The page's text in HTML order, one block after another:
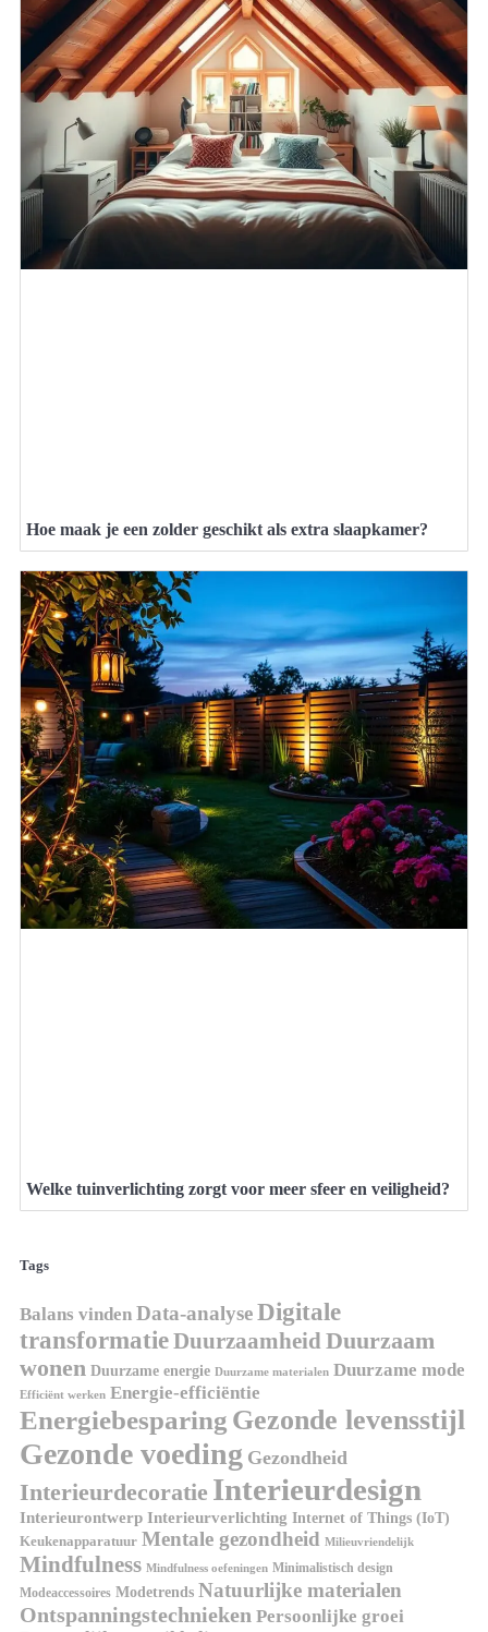
Hoe maak je een zolder geschikt als extra slaapkamer?
Welke tuinverlichting zorgt voor meer sfeer en veiligheid?
Tags
Balans vinden Data-analyseDigitale
transformatieDuurzaamheidDuurzaam
wonen Duurzame energie Duurzame materialen Duurzame mode
Efficiënt werken Energie-efficiëntie
Energiebesparing Gezonde levensstijl
Gezonde voeding Gezondheid
Interieurdecoratie Interieurdesign
Interieurontwerp Interieurverlichting Internet of Things (IoT)
Keukenapparatuur Mentale gezondheid Milieuvriendelijk
Mindfulness Mindfulness oefeningen Minimalistisch design
Modeaccessoires Modetrends Natuurlijke materialen
Ontspanningstechnieken Persoonlijke groei